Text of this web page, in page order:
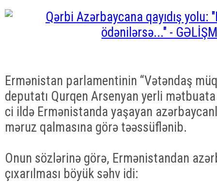
Ermənistan parlamentinin “Vətəndaş
deputatı Qurqen Arsenyan yerli mətbuata
ci ildə Ermənistanda yaşayan
məruz qalmasına görə təəssüflənib.
Onun sözlərinə görə, Ermənistandan
çıxarılması böyük səhv idi: